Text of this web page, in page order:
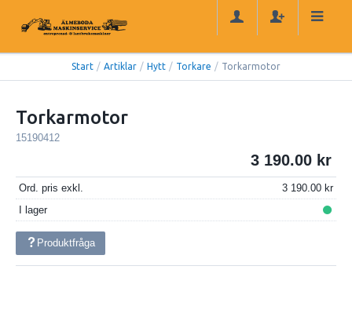
Start / Artiklar / Hytt / Torkare / Torkarmotor
Torkarmotor
15190412
3 190.00
Ord. pris exkl.
3 190.00
I lager
Produktfråga